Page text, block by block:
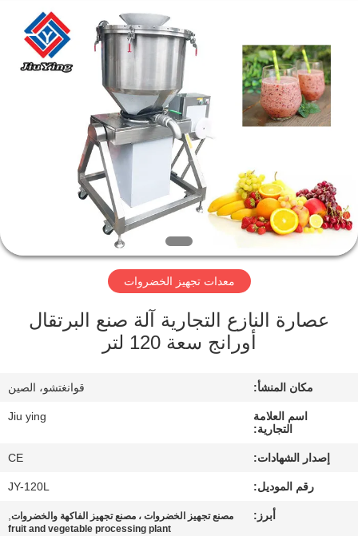
المنزل
برنامج
VR
حولنا
جولة
مراقبة
الجودة
اتصل
Reserved.
معدات تجهيز الخضروات
عصارة النازع التجارية آلة صنع البرتقال
أورانج سعة 120 لتر
مكان المنشأ: قوانغتشو، الصين
اسم العلامة
التجارية:
Jiu ying
إصدار الشهادات: CE
رقم الموديل: JY-120L
أبرز: مصنع تجهيز الخضروات ، مصنع تجهيز الفاكهة والخضروات,
fruit and vegetable processing plant